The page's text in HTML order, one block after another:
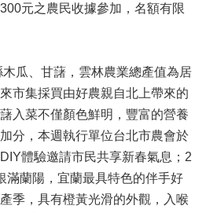
元之農民收據參加，名額有限
、甘藷，雲林農業總產值為居
市集採買由好農親自北上帶來的
入菜不僅顏色鮮明，豐富的營養
分，本週執行單位台北市農會於
體驗邀請市民共享新春氣息；2
滿蘭陽，宜蘭最具特色的伴手好
季，具有橙黃光滑的外觀，入喉